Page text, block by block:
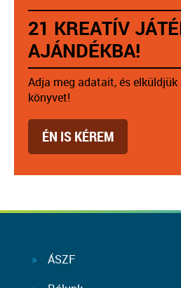
21 KREATÍV
AJÁNDÉKBA!
Adja meg adatait, és elküldjük
könyvet!
ÉN IS KÉREM
ÁSZF